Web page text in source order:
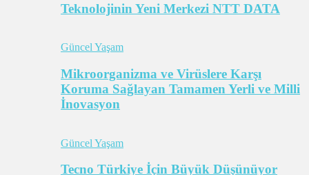
Teknolojinin Yeni Merkezi NTT DATA
Güncel Yaşam
Mikroorganizma ve Virüslere Karşı
Koruma Sağlayan Tamamen Yerli ve Milli
İnovasyon
Güncel Yaşam
Tecno Türkiye İçin Büyük Düşünüyor